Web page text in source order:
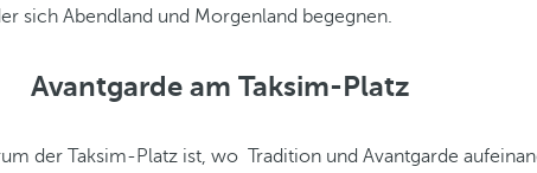
sich Abendland und Morgenland begegnen.
Avantgarde am Taksim-Platz
der Taksim-Platz ist, wo Tradition und Avantgarde